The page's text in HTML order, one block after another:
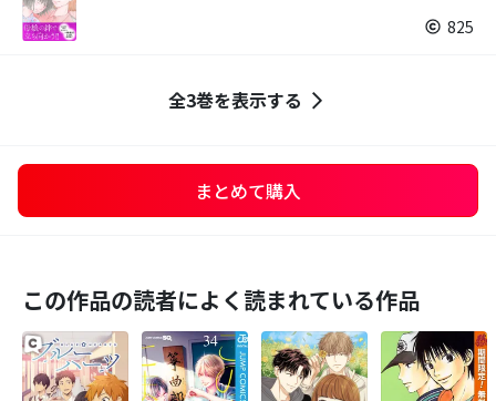
825
全3巻を表示する
まとめて購入
この作品の読者によく読まれている作品